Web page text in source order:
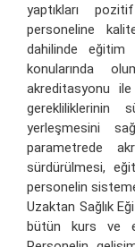
yaptıkları
personeline
dahilinde
konularında
akreditasyonu
gerekliliklerinin
yerleşmesini
parametrede
sürdürülmesi,
personelin sisteme
Uzaktan Sağlık
bütün kurs ve